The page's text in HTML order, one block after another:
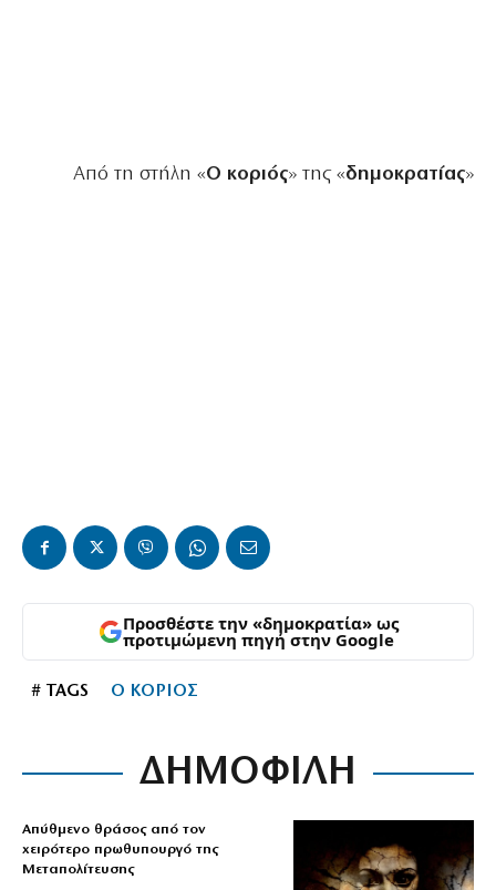
Από τη στήλη «Ο κοριός» της «δημοκρατίας»
Προσθέστε την «δημοκρατία» ως
προτιμώμενη πηγή στην Google
# TAGS Ο ΚΟΡΙΟΣ
ΔΗΜΟΦΙΛΗ
Απύθμενο θράσος από τον
χειρότερο πρωθυπουργό της
Μεταπολίτευσης